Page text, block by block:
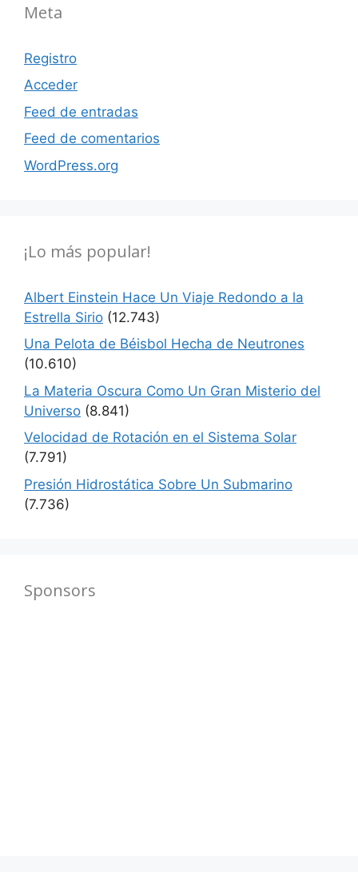
Meta
Registro
Acceder
Feed de entradas
Feed de comentarios
WordPress.org
¡Lo más popular!
Albert Einstein Hace Un Viaje Redondo a la
Estrella Sirio (12.743)
Una Pelota de Béisbol Hecha de Neutrones
(10.610)
La Materia Oscura Como Un Gran Misterio del
Universo (8.841)
Velocidad de Rotación en el Sistema Solar
(7.791)
Presión Hidrostática Sobre Un Submarino
(7.736)
Sponsors